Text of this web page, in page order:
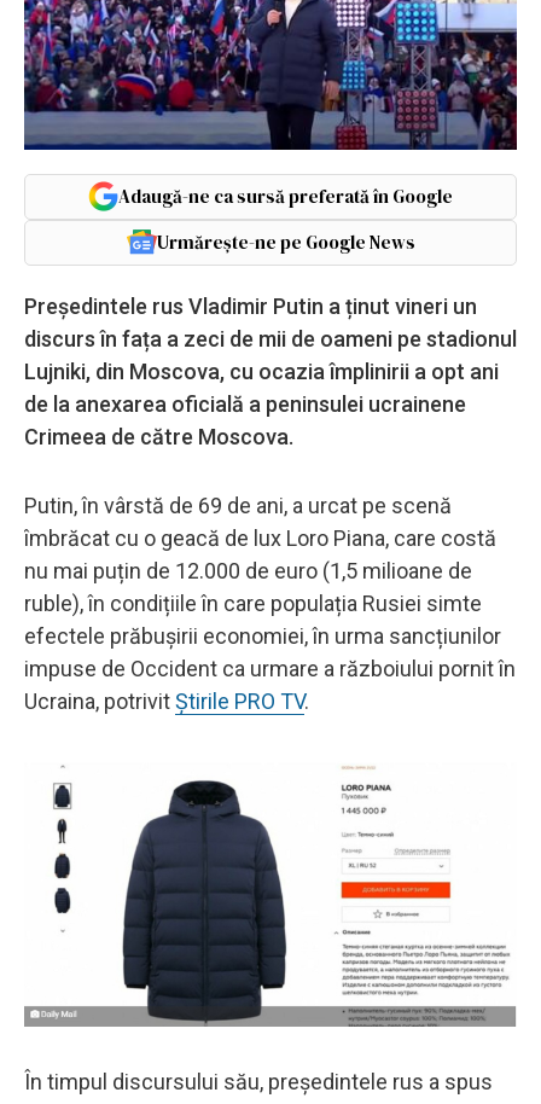
Adaugă-ne ca sursă preferată în Google
Urmărește-ne pe Google News
Președintele rus Vladimir Putin a ținut vineri un
discurs în fața a zeci de mii de oameni pe stadionul
Lujniki, din Moscova, cu ocazia împlinirii a opt ani
de la anexarea oficială a peninsulei ucrainene
Crimeea de către Moscova.
Putin, în vârstă de 69 de ani, a urcat pe scenă
îmbrăcat cu o geacă de lux Loro Piana, care costă
nu mai puțin de 12.000 de euro (1,5 milioane de
ruble), în condițiile în care populația Rusiei simte
efectele prăbușirii economiei, în urma sancțiunilor
impuse de Occident ca urmare a războiului pornit în
Ucraina, potrivitȘtirile PRO TV.
În timpul discursului său, președintele rus a spus